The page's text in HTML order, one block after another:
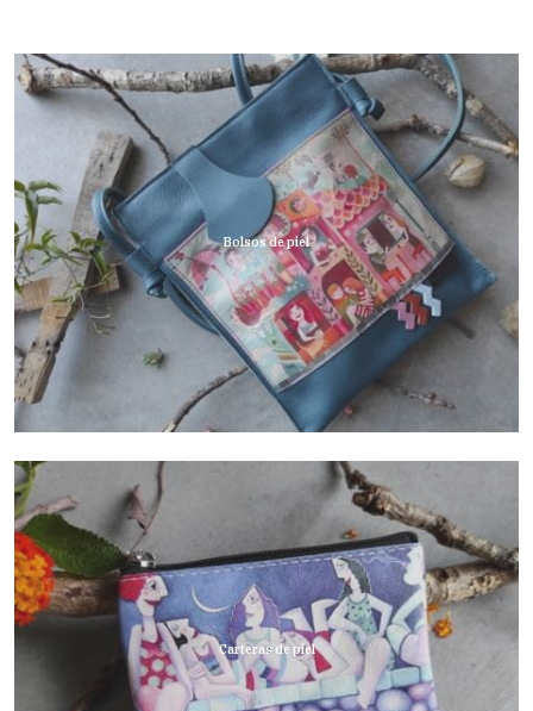
Bolsos de piel
Carteras de piel